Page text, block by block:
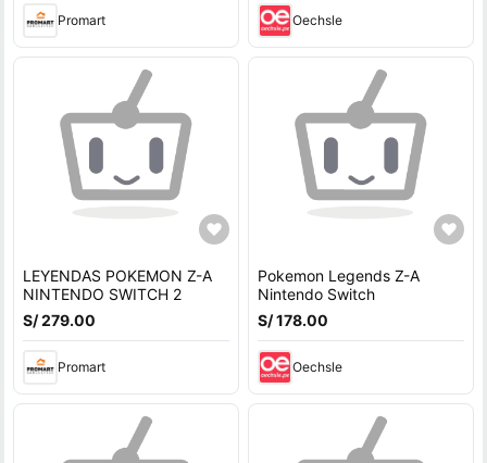
Promart Oechsle
LEYENDAS POKEMON Z-A
NINTENDO SWITCH 2
S/ 279.00
Promart
Pokemon Legends Z-A
Nintendo Switch
S/ 178.00
Oechsle